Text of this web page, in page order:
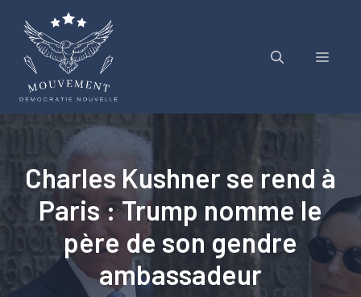
contenu
Menu
Charles Kushner se rend à
Paris : Trump nomme le
père de son gendre
ambassadeur